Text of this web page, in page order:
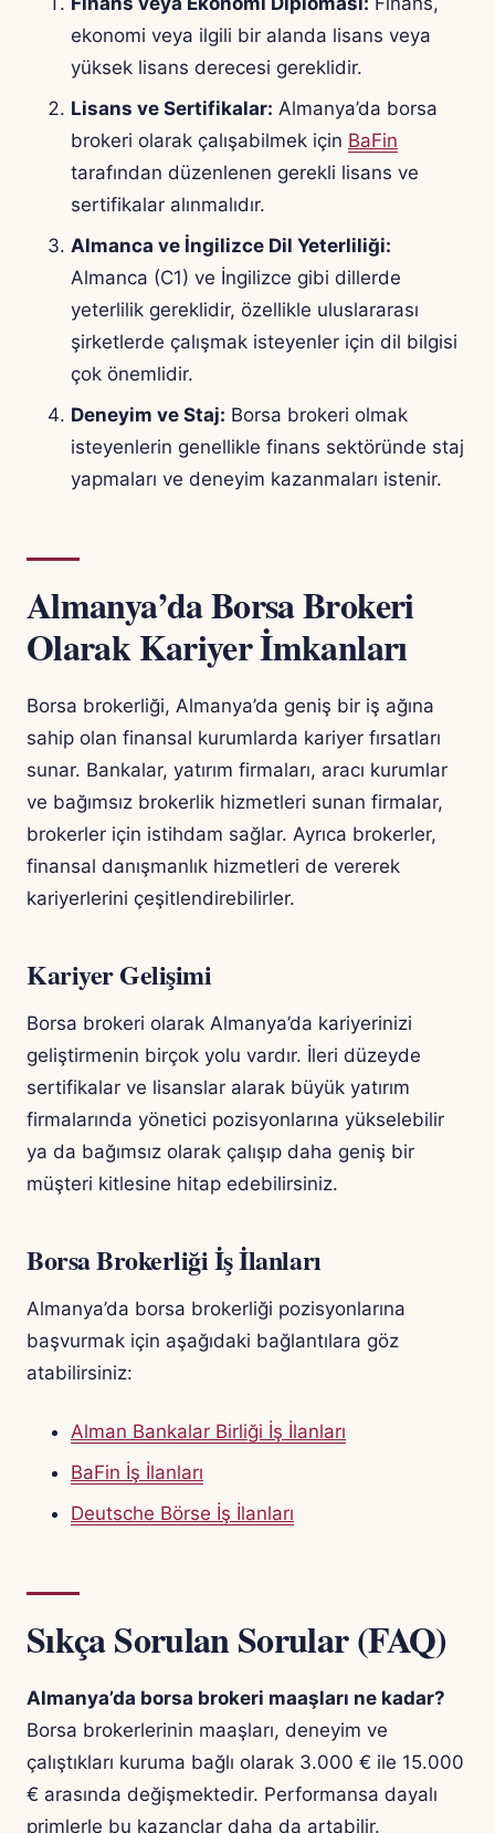
ekonomi veya ilgili bir alanda lisans veya
yüksek lisans derecesi gereklidir.
Lisans ve Sertifikalar: Almanya’da borsa
brokeri olarak çalışabilmek için BaFin
tarafından düzenlenen gerekli lisans ve
sertifikalar alınmalıdır.
Almanca ve İngilizce Dil Yeterliliği:
Almanca (C1) ve İngilizce gibi dillerde
yeterlilik gereklidir, özellikle uluslararası
şirketlerde çalışmak isteyenler için dil bilgisi
çok önemlidir.
Deneyim ve Staj: Borsa brokeri olmak
isteyenlerin genellikle finans sektöründe staj
yapmaları ve deneyim kazanmaları istenir.
Almanya’da Borsa Brokeri
Olarak Kariyer İmkanları
Borsa brokerliği, Almanya’da geniş bir iş ağına
sahip olan finansal kurumlarda kariyer fırsatları
sunar. Bankalar, yatırım firmaları, aracı kurumlar
ve bağımsız brokerlik hizmetleri sunan firmalar,
brokerler için istihdam sağlar. Ayrıca brokerler,
finansal danışmanlık hizmetleri de vererek
kariyerlerini çeşitlendirebilirler.
Kariyer Gelişimi
Borsa brokeri olarak Almanya’da kariyerinizi
geliştirmenin birçok yolu vardır. İleri düzeyde
sertifikalar ve lisanslar alarak büyük yatırım
firmalarında yönetici pozisyonlarına yükselebilir
ya da bağımsız olarak çalışıp daha geniş bir
müşteri kitlesine hitap edebilirsiniz.
Borsa Brokerliği İş İlanları
Almanya’da borsa brokerliği pozisyonlarına
başvurmak için aşağıdaki bağlantılara göz
atabilirsiniz:
Alman Bankalar Birliği İş İlanları
BaFin İş İlanları
Deutsche Börse İş İlanları
Sıkça Sorulan Sorular (FAQ)
Almanya’da borsa brokeri maaşları ne kadar?
Borsa brokerlerinin maaşları, deneyim ve
çalıştıkları kuruma bağlı olarak 3.000 € ile 15.000
€ arasında değişmektedir. Performansa dayalı
primlerle bu kazançlar daha da artabilir.